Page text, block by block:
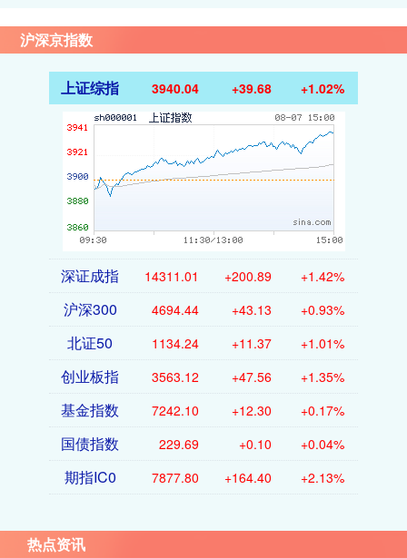
沪深京指数
上证综指 3940.04 +39.68 +1.02%
深证成指 14311.01 +200.89 +1.42%
沪深300 4694.44 +43.13 +0.93%
北证50 1134.24 +11.37 +1.01%
创业板指 3563.12 +47.56 +1.35%
基金指数 7242.10 +12.30 +0.17%
国债指数 229.69 +0.10 +0.04%
期指IC0 7877.80 +164.40 +2.13%
热点资讯